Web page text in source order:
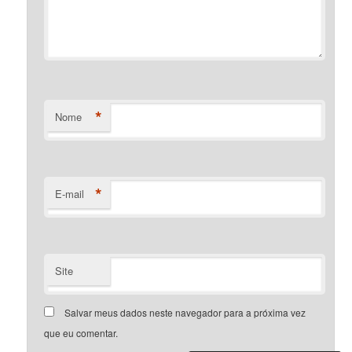
Nome *
E-mail *
Site
Salvar meus dados neste navegador para a próxima vez
que eu comentar.